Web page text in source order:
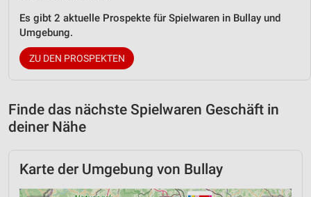
Es gibt 2 aktuelle Prospekte für Spielwaren in Bullay und
Umgebung.
ZU DEN PROSPEKTEN
Finde das nächste Spielwaren Geschäft in
deiner Nähe
Karte der Umgebung von Bullay